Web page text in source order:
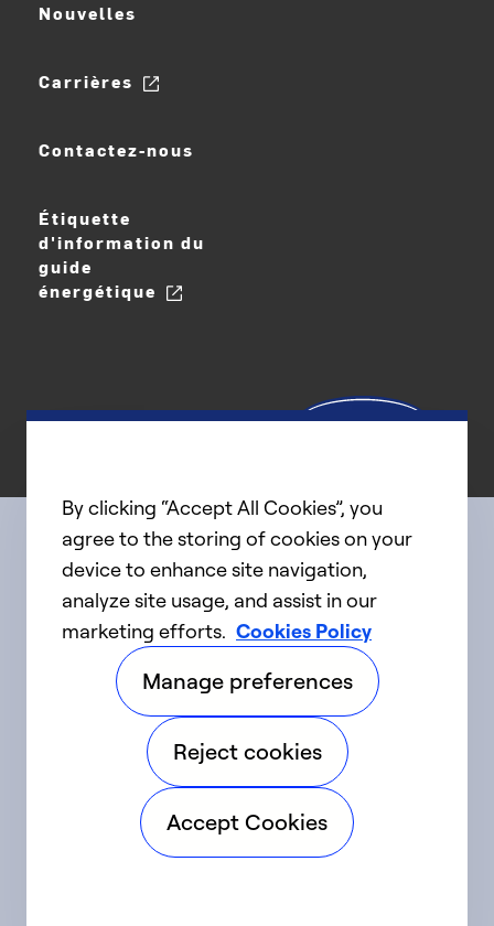
Nouvelles
Carrières
Contactez-nous
Étiquette
d'information du
guide
énergétique
Connect with us
linkedIntwitter facebookyoutube
©2025 Carrier. Tous droits réservés.
Accessibilité Avis sur la confidentialité
Conditions d'utilisation Parlez fort
By clicking “Accept All Cookies”, you
agree to the storing of cookies on your
device to enhance site navigation,
analyze site usage, and assist in our
marketing efforts. Cookies Policy
Manage preferences
Reject cookies
Accept Cookies